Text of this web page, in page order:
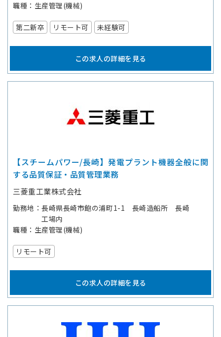
職種
生産管理(機械)
第二新卒 リモート可 未経験可
この求人の詳細を見る
【スチームパワー/長崎】発電プラント機器全般に関
する品質保証・品質管理業務
三菱重工業株式会社
勤務地
長崎県長崎市飽の浦町1-1 長崎造船所 長崎
工場内
職種
生産管理(機械)
リモート可
この求人の詳細を見る